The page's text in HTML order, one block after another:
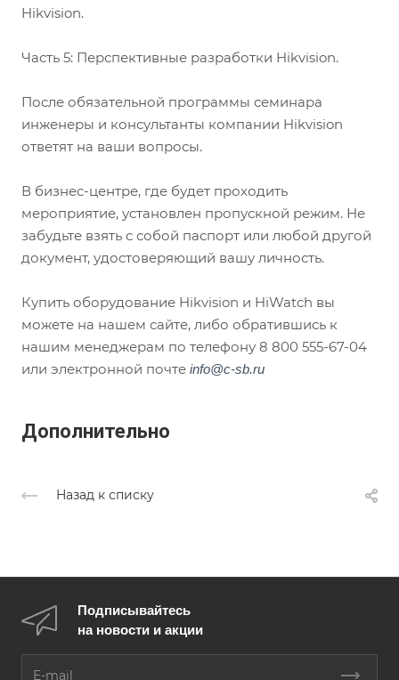
Hikvision.
Часть 5: Перспективные разработки Hikvision.
После обязательной программы семинара
инженеры и консультанты компании Hikvision
ответят на ваши вопросы.
В бизнес-центре, где будет проходить
мероприятие, установлен пропускной режим. Не
забудьте взять с собой паспорт или любой другой
документ, удостоверяющий вашу личность.
Купить оборудование Hikvision и HiWatch вы
можете на нашем сайте, либо обратившись к
нашим менеджерам по телефону 8 800 555-67-04
или электронной почте info@c-sb.ru
Дополнительно
Назад к списку
Подписывайтесь
на новости и акции